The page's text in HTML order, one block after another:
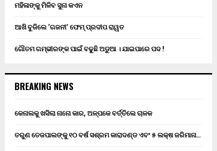
ମହିଳାଙ୍କୁ ମିଳିବ ସୁନା କଏନ
ଆଖି ବୁଜିଲେ ‘ଗଜନୀ’ ଫେମ୍ ପ୍ରଦୀପ ରାୱତ
ଗୌତମ ଗମ୍ଭୀରଙ୍କ ପାଇଁ ବଢୁଛି ଅଡୁଆ । ଯାଇପାରେ ପଦ !
BREAKING NEWS
କେନାଲକୁ ଖସିଲା ନାନୋ କାର, ଅଳ୍ପକେ ବର୍ତ୍ତିଲେ ଚାଳକ
ତରୁଣ ତେଜପାଲଙ୍କୁ ୧୦ ବର୍ଷ ସଶ୍ରମ କାରାଦଣ୍ଡ ଏବଂ ₹୫ ଲକ୍ଷ ଜରିମାନା…